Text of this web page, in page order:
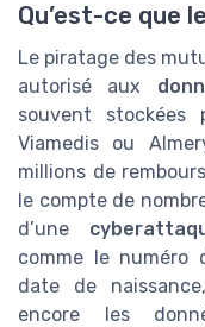
Qu’est-ce que
Le piratage des
autorisé aux
souvent stockées
Viamedis ou
millions de
le compte de
d’une
comme le numéro
date de
encore les